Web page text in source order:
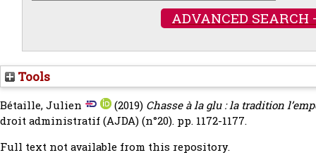
ADVANCED SEARCH
Tools
Bétaille, Julien (2019) Chasse à la glu : la tradition
droit administratif (AJDA) (n°20). pp. 1172-1177.
Full text not available from this repository.